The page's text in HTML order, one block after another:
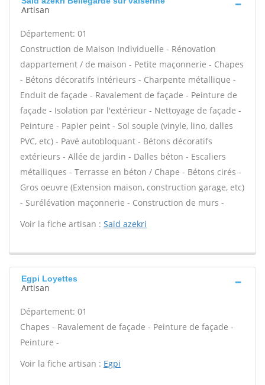
Artisan
Département: 01
Construction de Maison Individuelle - Rénovation
dappartement / de maison - Petite maçonnerie - Chapes
- Bétons décoratifs intérieurs - Charpente métallique -
Enduit de façade - Ravalement de façade - Peinture de
façade - Isolation par l'extérieur - Nettoyage de façade -
Peinture - Papier peint - Sol souple (vinyle, lino, dalles
PVC, etc) - Pavé autobloquant - Bétons décoratifs
extérieurs - Allée de jardin - Dalles béton - Escaliers
métalliques - Terrasse en béton / Chape - Bétons cirés -
Gros oeuvre (Extension maison, construction garage, etc)
- Surélévation maçonnerie - Construction de murs -
Voir la fiche artisan : Said azekri
Egpi Loyettes
Artisan
Département: 01
Chapes - Ravalement de façade - Peinture de façade -
Peinture -
Voir la fiche artisan : Egpi